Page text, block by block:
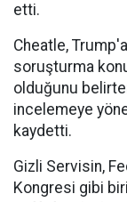
etti.
Cheatle,
soruşturma
olduğunu
incelemeye
kaydetti.
Gizli Servisin,
Kongresi gibi